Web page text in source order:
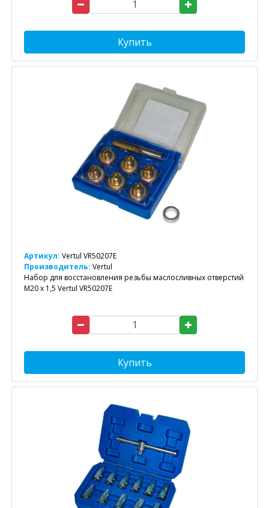
Купить
Артикул: Vertul VR50207E
Производитель: Vertul
Набор для восстановления резьбы маслосливных отверстий
M20 x 1,5 Vertul VR50207E
Купить